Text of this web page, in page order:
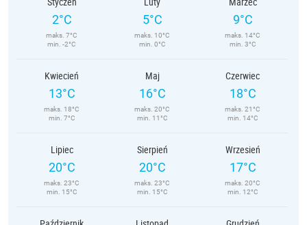
2°C
maks. 7°C
min. -2°C
5°C
maks. 10°C
min. 0°C
9°C
maks. 14°C
min. 3°C
Kwiecień
13°C
maks. 18°C
min. 7°C
Maj
16°C
maks. 20°C
min. 11°C
Czerwiec
18°C
maks. 21°C
min. 14°C
Lipiec
20°C
maks. 23°C
min. 15°C
Sierpień
20°C
maks. 23°C
min. 15°C
Wrzesień
17°C
maks. 20°C
min. 12°C